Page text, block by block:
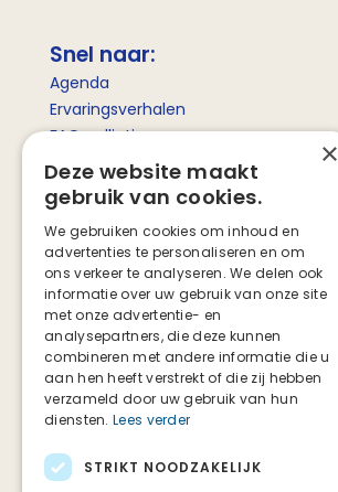
Snel naar:
Agenda
Ervaringsverhalen
FAQ palliatieve zorg
Betekenis palliatieve zorg
Social media
Facebook
Instagram
TikTok
×
Deze website maakt
gebruik van cookies.
We gebruiken cookies om inhoud en
advertenties te personaliseren en om
ons verkeer te analyseren. We delen ook
informatie over uw gebruik van onze site
met onze advertentie- en
analysepartners, die deze kunnen
combineren met andere informatie die u
aan hen heeft verstrekt of die zij hebben
verzameld door uw gebruik van hun
diensten. Lees verder
STRIKT NOODZAKELIJK